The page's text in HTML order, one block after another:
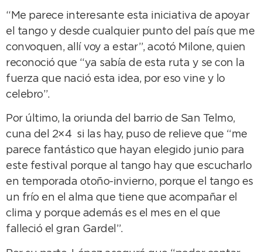
“Me parece interesante esta iniciativa de apoyar
el tango y desde cualquier punto del país que me
convoquen, allí voy a estar”, acotó Milone, quien
reconoció que “ya sabía de esta ruta y se con la
fuerza que nació esta idea, por eso vine y lo
celebro”.
Por último, la oriunda del barrio de San Telmo,
cuna del 2×4 si las hay, puso de relieve que “me
parece fantástico que hayan elegido junio para
este festival porque al tango hay que escucharlo
en temporada otoño-invierno, porque el tango es
un frío en el alma que tiene que acompañar el
clima y porque además es el mes en el que
falleció el gran Gardel”.